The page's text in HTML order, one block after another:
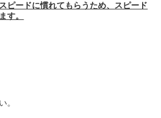
ピードに慣れてもらうため、スピード
す。
。